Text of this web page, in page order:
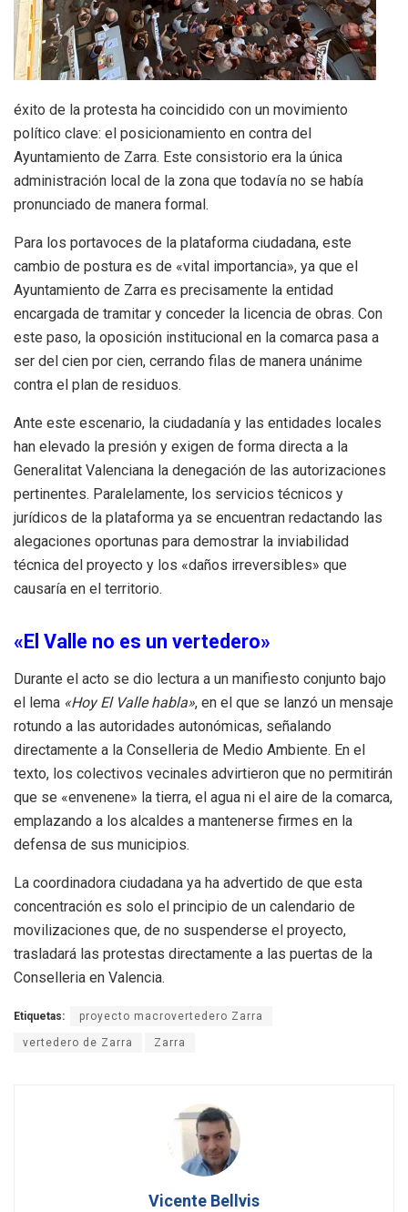
éxito de la protesta ha coincidido con un movimiento
político clave: el posicionamiento en contra del
Ayuntamiento de Zarra. Este consistorio era la única
administración local de la zona que todavía no se había
pronunciado de manera formal.
Para los portavoces de la plataforma ciudadana, este
cambio de postura es de «vital importancia», ya que el
Ayuntamiento de Zarra es precisamente la entidad
encargada de tramitar y conceder la licencia de obras. Con
este paso, la oposición institucional en la comarca pasa a
ser del cien por cien, cerrando filas de manera unánime
contra el plan de residuos.
Ante este escenario, la ciudadanía y las entidades locales
han elevado la presión y exigen de forma directa a la
Generalitat Valenciana la denegación de las autorizaciones
pertinentes. Paralelamente, los servicios técnicos y
jurídicos de la plataforma ya se encuentran redactando las
alegaciones oportunas para demostrar la inviabilidad
técnica del proyecto y los «daños irreversibles» que
causaría en el territorio.
«El Valle no es un vertedero»
Durante el acto se dio lectura a un manifiesto conjunto bajo
el lema «Hoy El Valle habla», en el que se lanzó un mensaje
rotundo a las autoridades autonómicas, señalando
directamente a la Conselleria de Medio Ambiente. En el
texto, los colectivos vecinales advirtieron que no permitirán
que se «envenene» la tierra, el agua ni el aire de la comarca,
emplazando a los alcaldes a mantenerse firmes en la
defensa de sus municipios.
La coordinadora ciudadana ya ha advertido de que esta
concentración es solo el principio de un calendario de
movilizaciones que, de no suspenderse el proyecto,
trasladará las protestas directamente a las puertas de la
Conselleria en Valencia.
Etiquetas: proyecto macrovertedero Zarra
vertedero de Zarra Zarra
Vicente Bellvis